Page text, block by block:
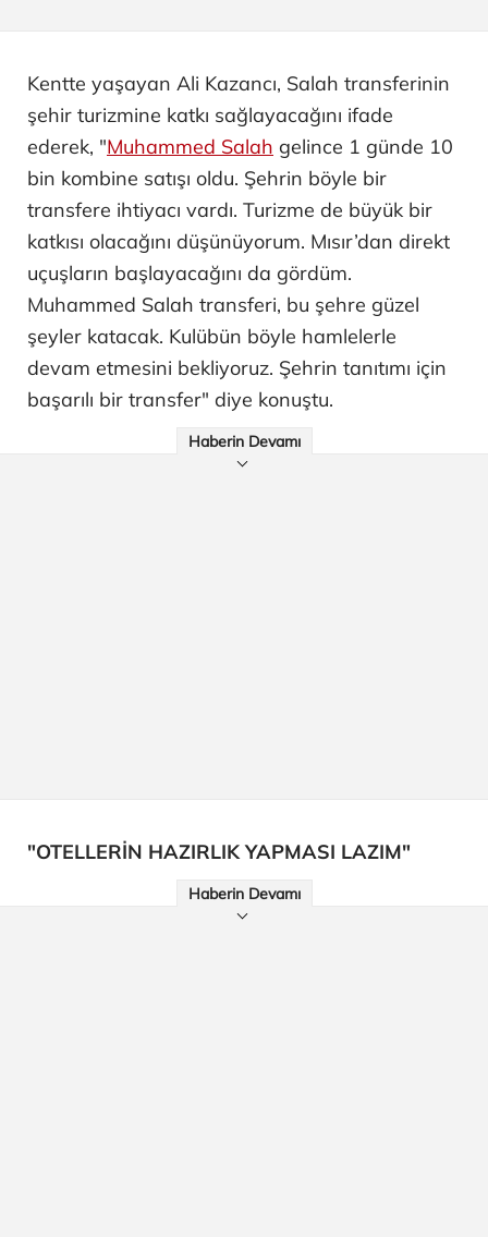
Kentte yaşayan Ali Kazancı, Salah transferinin
şehir turizmine katkı sağlayacağını ifade
ederek, "Muhammed Salah gelince 1 günde 10
bin kombine satışı oldu. Şehrin böyle bir
transfere ihtiyacı vardı. Turizme de büyük bir
katkısı olacağını düşünüyorum. Mısır’dan direkt
uçuşların başlayacağını da gördüm.
Muhammed Salah transferi, bu şehre güzel
şeyler katacak. Kulübün böyle hamlelerle
devam etmesini bekliyoruz. Şehrin tanıtımı için
başarılı bir transfer" diye konuştu.
Haberin Devamı
"OTELLERİN HAZIRLIK YAPMASI LAZIM"
Haberin Devamı